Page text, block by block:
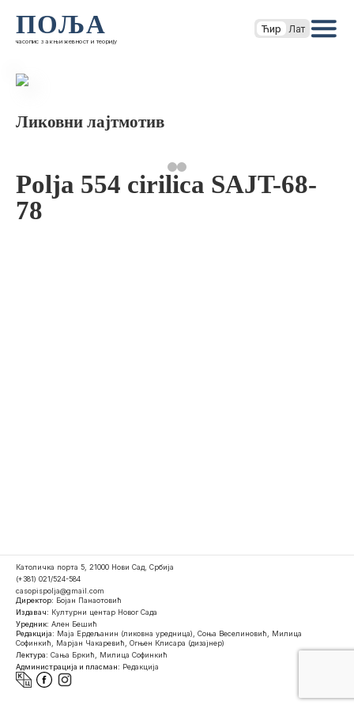
ПОЉА
часопис за књижевност и теорију
Ћир Лат
Ликовни лајтмотив
Polja 554 cirilica SAJT-68-
78
Католичка порта 5, 21000 Нови Сад, Србија
(+381) 021/524-584
casopispolja@gmail.com
Директор: Бојан Панаотовић
Издавач: Културни центар Новог Сада
Уредник: Ален Бешић
Редакција: Маја Ердељанин (ликовна уредница), Соња Веселиновић, Милица
Софинкић, Марјан Чакаревић, Огњен Клисара (дизајнер)
Лектура: Сања Бркић, Милица Софинкић
Администрација и пласман: Редакција